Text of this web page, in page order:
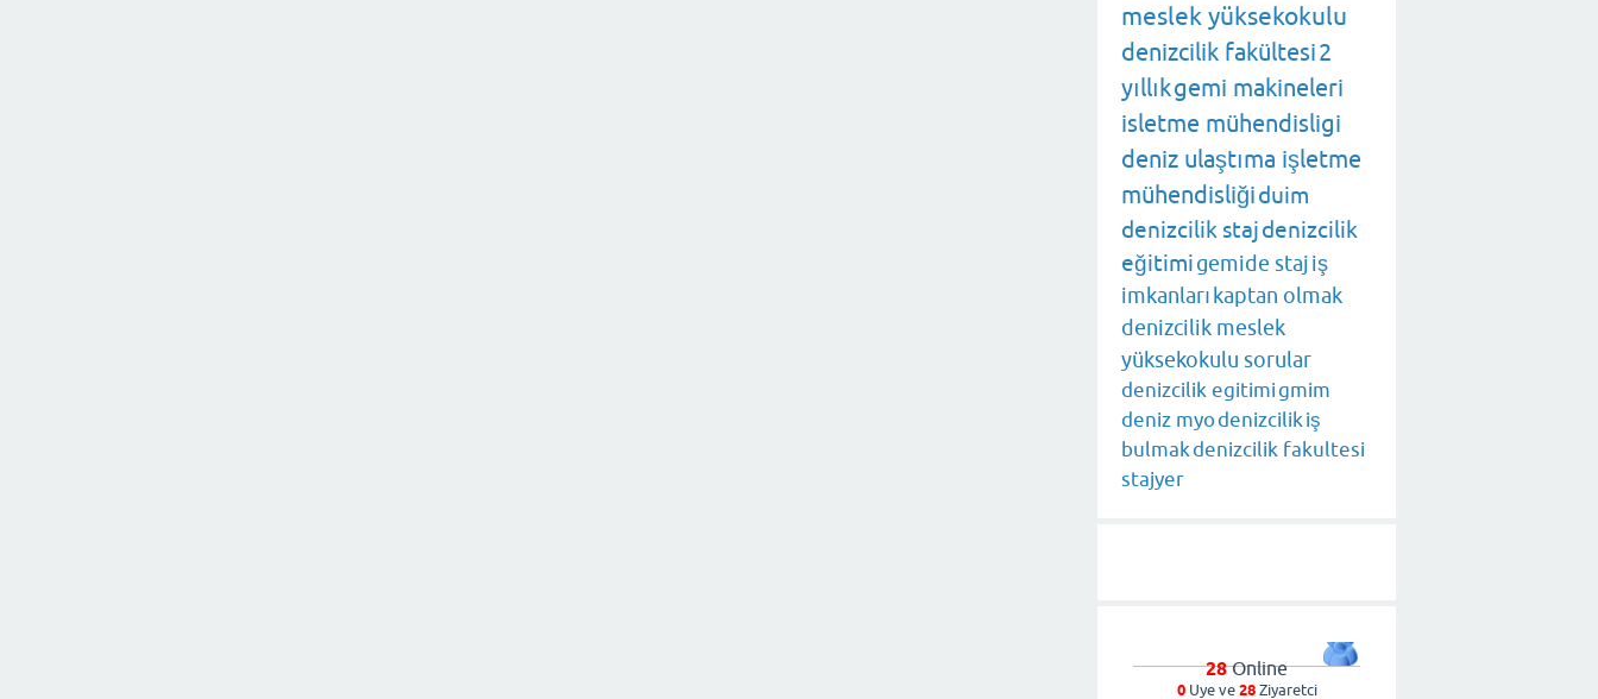
meslek yüksekokulu
denizcilik fakültesi2
yıllıkgemi makineleri
isletme mühendisligi
deniz ulaştıma işletme
mühendisliğiduim
denizcilik stajdenizcilik
eğitimigemide stajiş
imkanlarıkaptan olmak
denizcilik meslek
yüksekokulu sorular
denizcilik egitimigmim
deniz myodenizcilikiş
bulmakdenizcilik fakultesi
stajyer
28Online
0Uye ve 28Ziyaretci